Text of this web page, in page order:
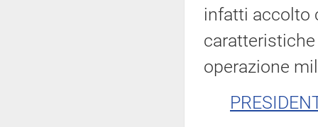
infatti accolto
operazione